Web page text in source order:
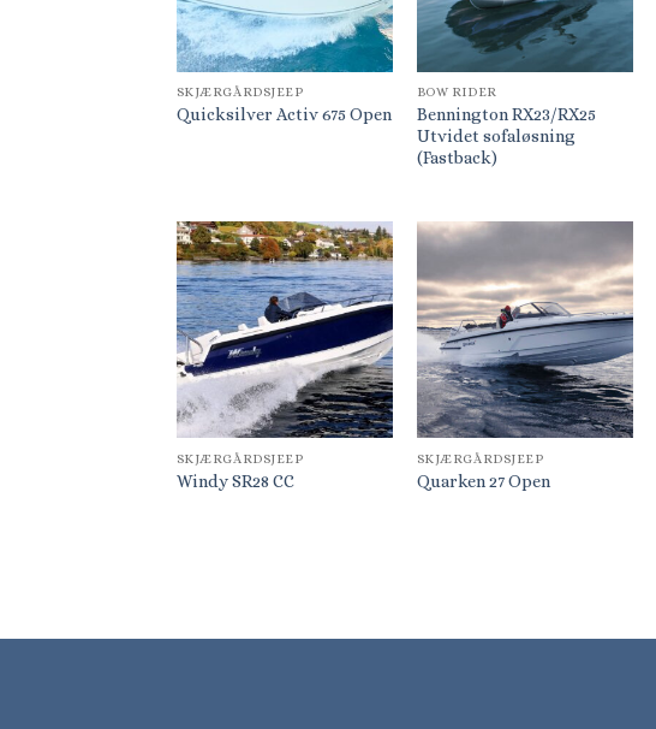
SKJÆRGÅRDSJEEP
Quicksilver Activ 675 Open
BOW RIDER
Bennington RX23/RX25
Utvidet sofaløsning
(Fastback)
SKJÆRGÅRDSJEEP
Windy SR28 CC
SKJÆRGÅRDSJEEP
Quarken 27 Open